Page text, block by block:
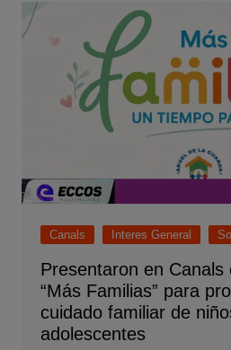
Canals Interes General
Presentaron en Canals
“Más Familias” para
cuidado familiar de
adolescentes